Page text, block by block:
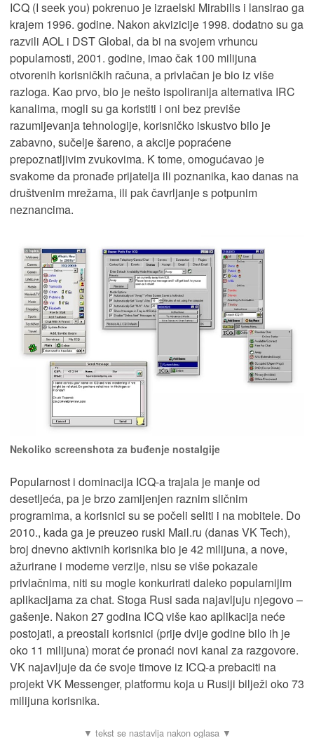
ICQ (I seek you) pokrenuo je izraelski Mirabilis i lansirao ga
krajem 1996. godine. Nakon akvizicije 1998. dodatno su ga
razvili AOL i DST Global, da bi na svojem vrhuncu
popularnosti, 2001. godine, imao čak 100 milijuna
otvorenih korisničkih računa, a privlačan je bio iz više
razloga. Kao prvo, bio je nešto ispoliranija alternativa IRC
kanalima, mogli su ga koristiti i oni bez previše
razumijevanja tehnologije, korisničko iskustvo bilo je
zabavno, sučelje šareno, a akcije popraćene
prepoznatljivim zvukovima. K tome, omogućavao je
svakome da pronađe prijatelja ili poznanika, kao danas na
društvenim mrežama, ili pak čavrljanje s potpunim
neznancima.
Nekoliko screenshota za buđenje nostalgije
Popularnost i dominacija ICQ-a trajala je manje od
desetljeća, pa je brzo zamijenjen raznim sličnim
programima, a korisnici su se počeli seliti i na mobitele. Do
2010., kada ga je preuzeo ruski Mail.ru (danas VK Tech),
broj dnevno aktivnih korisnika bio je 42 milijuna, a nove,
ažurirane i moderne verzije, nisu se više pokazale
privlačnima, niti su mogle konkurirati daleko popularnijim
aplikacijama za chat. Stoga Rusi sada najavljuju njegovo –
gašenje. Nakon 27 godina ICQ više kao aplikacija neće
postojati, a preostali korisnici (prije dvije godine bilo ih je
oko 11 milijuna) morat će pronaći novi kanal za razgovore.
VK najavljuje da će svoje timove iz ICQ-a prebaciti na
projekt VK Messenger, platformu koja u Rusiji bilježi oko 73
milijuna korisnika.